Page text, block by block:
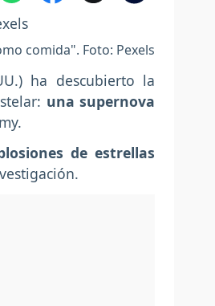
comida". Foto: Pexels
ha descubierto la
una supernova
de estrellas